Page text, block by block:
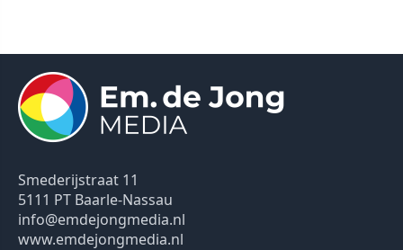
Smederijstraat 11
5111 PT Baarle-Nassau
info@emdejongmedia.nl
www.emdejongmedia.nl